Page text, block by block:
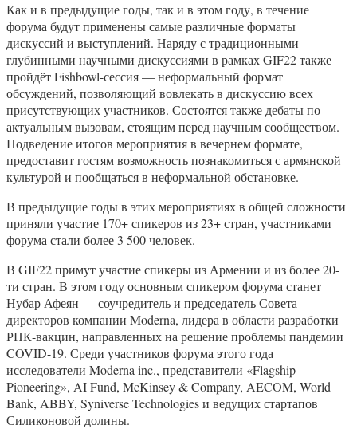
Как и в предыдущие годы, так и в этом году, в течение
форума будут применены самые различные форматы
дискуссий и выступлений. Наряду с традиционными
глубинными научными дискуссиями в рамках GIF22 также
пройдёт Fishbowl-сессия — неформальный формат
обсуждений, позволяющий вовлекать в дискуссию всех
присутствующих участников. Состоятся также дебаты по
актуальным вызовам, стоящим перед научным сообществом.
Подведение итогов мероприятия в вечернем формате,
предоставит гостям возможность познакомиться с армянской
культурой и пообщаться в неформальной обстановке.
В предыдущие годы в этих мероприятиях в общей сложности
приняли участие 170+ спикеров из 23+ стран, участниками
форума стали более 3 500 человек.
В GIF22 примут участие спикеры из Армении и из более 20-
ти стран. В этом году основным спикером форума станет
Нубар Афеян — соучредитель и председатель Совета
директоров компании Moderna, лидера в области разработки
РНК-вакцин, направленных на решение проблемы пандемии
COVID-19. Среди участников форума этого года
исследователи Moderna inc., представители «Flagship
Pioneering», AI Fund, McKinsey & Company, AECOM, World
Bank, ABBY, Syniverse Technologies и ведущих стартапов
Силиконовой долины.